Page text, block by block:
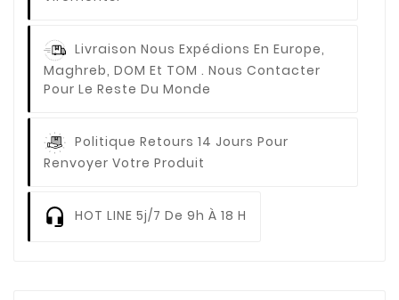
Livraison Nous Expédions En Europe,
Maghreb, DOM Et TOM . Nous Contacter
Pour Le Reste Du Monde
Politique Retours 14 Jours Pour
Renvoyer Votre Produit
HOT LINE 5j/7 De 9h À 18 H